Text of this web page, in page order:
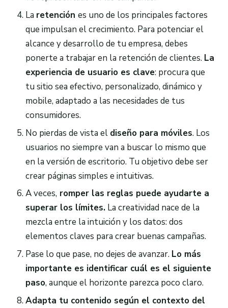
La retención es uno de los principales factores
que impulsan el crecimiento. Para potenciar el
alcance y desarrollo de tu empresa, debes
ponerte a trabajar en la retención de clientes. La
experiencia de usuario es clave: procura que
tu sitio sea efectivo, personalizado, dinámico y
mobile, adaptado a las necesidades de tus
consumidores.
No pierdas de vista el diseño para móviles. Los
usuarios no siempre van a buscar lo mismo que
en la versión de escritorio. Tu objetivo debe ser
crear páginas simples e intuitivas.
A veces, romper las reglas puede ayudarte a
superar los límites.La creatividad nace de la
mezcla entre la intuición y los datos: dos
elementos claves para crear buenas campañas.
Pase lo que pase, no dejes de avanzar. Lo más
importante es identificar cuál es el siguiente
paso, aunque el horizonte parezca poco claro.
Adapta tu contenido según el contexto del